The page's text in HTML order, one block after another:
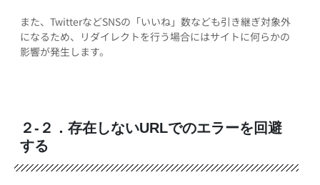
また、TwitterなどSNSの「いいね」数なども引き継ぎ対象外
になるため、リダイレクトを行う場合にはサイトに何らかの
影響が発生します。
２-２．存在しないURLでのエラーを回避
する